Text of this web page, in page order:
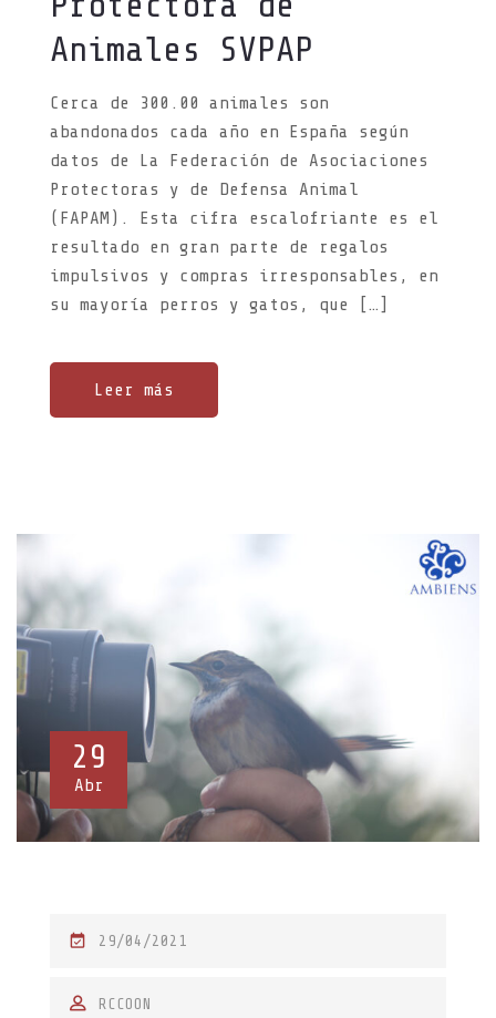
Animales SVPAP
Cerca de 300.00 animales son
abandonados cada año en España según
datos de La Federación de Asociaciones
Protectoras y de Defensa Animal
(FAPAM). Esta cifra escalofriante es el
resultado en gran parte de regalos
impulsivos y compras irresponsables, en
su mayoría perros y gatos, que […]
Leer más
29
Abr
29/04/2021
RCCOON